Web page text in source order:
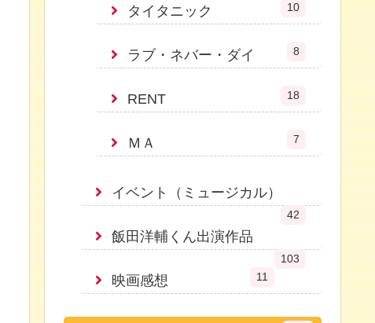
タイタニック 10
ラブ・ネバー・ダイ 8
RENT 18
ＭＡ 7
イベント（ミュージカル）
42
飯田洋輔くん出演作品
103
映画感想 11